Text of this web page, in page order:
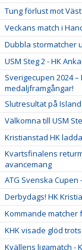
Tung förlust mot
Veckans match i
Dubbla stormatcher
USM Steg 2 - HK
Sverigecupen 2024
medaljframgångar!
Slutresultat på Island
Välkomna till USM
Kristianstad HK
Kvartsfinalens
avancemang
ATG Svenska
Derbydags! HK
Kommande matcher
KHK visade glöd
Kvällens ligamatch -